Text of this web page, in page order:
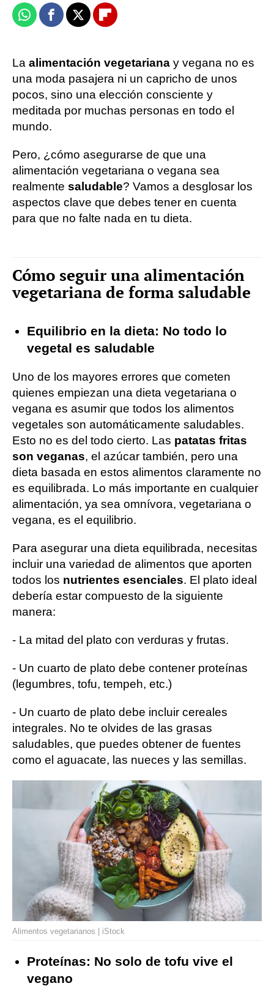
WhatsappFacebook
X Flipboard
La alimentación vegetariana y vegana no es
una moda pasajera ni un capricho de unos
pocos, sino una elección consciente y
meditada por muchas personas en todo el
mundo.
Pero, ¿cómo asegurarse de que una
alimentación vegetariana o vegana sea
realmente saludable? Vamos a desglosar los
aspectos clave que debes tener en cuenta
para que no falte nada en tu dieta.
Cómo seguir una alimentación
vegetariana de forma saludable
Equilibrio en la dieta: No todo lo
vegetal es saludable
Uno de los mayores errores que cometen
quienes empiezan una dieta vegetariana o
vegana es asumir que todos los alimentos
vegetales son automáticamente saludables.
Esto no es del todo cierto. Las patatas fritas
son veganas, el azúcar también, pero una
dieta basada en estos alimentos claramente no
es equilibrada. Lo más importante en cualquier
alimentación, ya sea omnívora, vegetariana o
vegana, es el equilibrio.
Para asegurar una dieta equilibrada, necesitas
incluir una variedad de alimentos que aporten
todos los nutrientes esenciales. El plato ideal
debería estar compuesto de la siguiente
manera:
- La mitad del plato con verduras y frutas.
- Un cuarto de plato debe contener proteínas
(legumbres, tofu, tempeh, etc.)
- Un cuarto de plato debe incluir cereales
integrales. No te olvides de las grasas
saludables, que puedes obtener de fuentes
como el aguacate, las nueces y las semillas.
Alimentos vegetarianos | iStock
Proteínas: No solo de tofu vive el
vegano